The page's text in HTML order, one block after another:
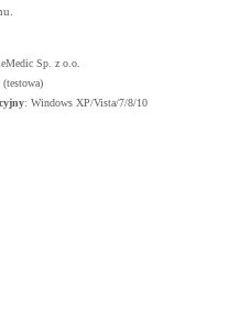
Sp. z o.o.
: Windows XP/Vista/7/8/10